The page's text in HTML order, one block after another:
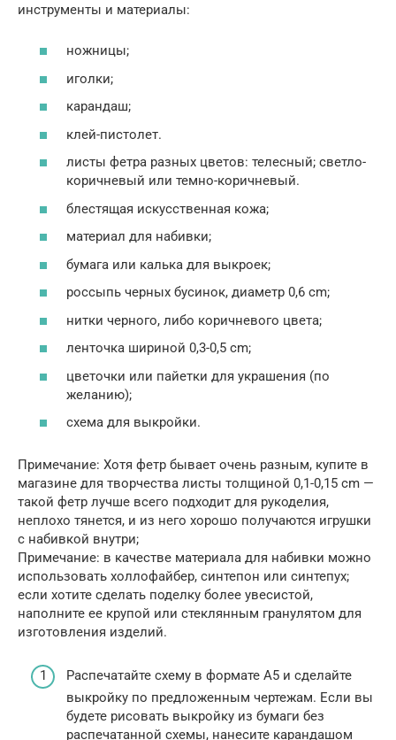
инструменты и материалы:
ножницы;
иголки;
карандаш;
клей-пистолет.
листы фетра разных цветов: телесный; светло-
коричневый или темно-коричневый.
блестящая искусственная кожа;
материал для набивки;
бумага или калька для выкроек;
россыпь черных бусинок, диаметр 0,6 cm;
нитки черного, либо коричневого цвета;
ленточка шириной 0,3-0,5 cm;
цветочки или пайетки для украшения (по
желанию);
схема для выкройки.
Примечание: Хотя фетр бывает очень разным, купите в
магазине для творчества листы толщиной 0,1-0,15 cm —
такой фетр лучше всего подходит для рукоделия,
неплохо тянется, и из него хорошо получаются игрушки
с набивкой внутри;
Примечание: в качестве материала для набивки можно
использовать холлофайбер, синтепон или синтепух;
если хотите сделать поделку более увесистой,
наполните ее крупой или стеклянным гранулятом для
изготовления изделий.
Распечатайте схему в формате A5 и сделайте
выкройку по предложенным чертежам. Если вы
будете рисовать выкройку из бумаги без
распечатанной схемы, нанесите карандашом